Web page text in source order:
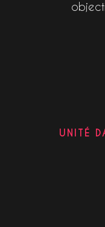
UNITÉ